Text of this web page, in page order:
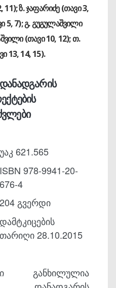
ზ. ჯაფარიძე (თავი 3,
5, 7); გ. გუგულაშვილი
(თავი 10, 12); თ.
13, 14, 15).
უაკ 621.565
ISBN 978-9941-20-
676-4
204 გვერდი
დამტკიცების
თარიღი 28.10.2015
განხილულია